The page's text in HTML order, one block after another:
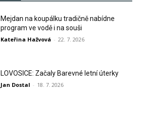
Mejdan na koupálku tradičně nabídne
program ve vodě i na souši
Kateřina Hažvová - 22. 7. 2026
LOVOSICE: Začaly Barevné letní úterky
Jan Dostal - 18. 7. 2026